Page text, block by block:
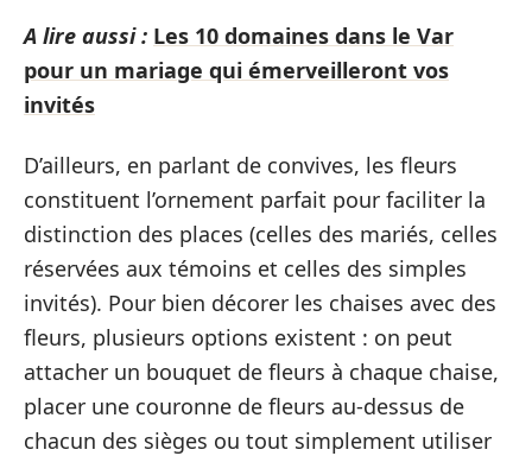
A lire aussi : Les 10 domaines dans le Var
pour un mariage qui émerveilleront vos
invités
D’ailleurs, en parlant de convives, les fleurs
constituent l’ornement parfait pour faciliter la
distinction des places (celles des mariés, celles
réservées aux témoins et celles des simples
invités). Pour bien décorer les chaises avec des
fleurs, plusieurs options existent : on peut
attacher un bouquet de fleurs à chaque chaise,
placer une couronne de fleurs au-dessus de
chacun des sièges ou tout simplement utiliser